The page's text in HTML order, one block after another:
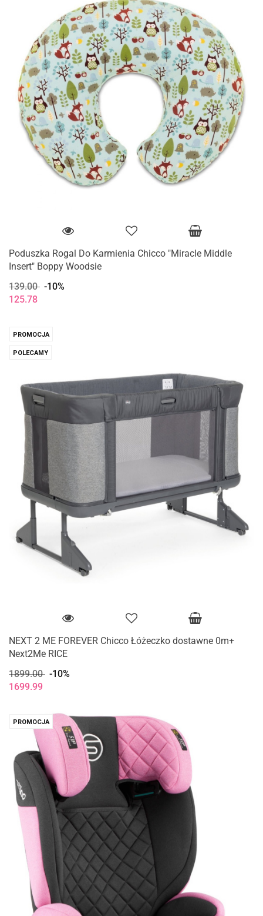
Poduszka Rogal Do Karmienia Chicco "Miracle Middle
Insert" Boppy Woodsie
139.00 -10%
125.78
PROMOCJA
POLECAMY
NEXT 2 ME FOREVER Chicco Łóżeczko dostawne 0m+
Next2Me RICE
1899.00 -10%
1699.99
PROMOCJA